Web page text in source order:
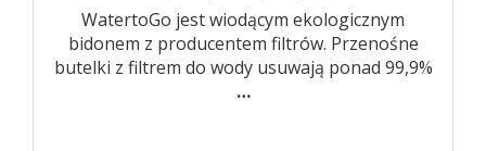
WatertoGo jest wiodącym ekologicznym
bidonem z producentem filtrów. Przenośne
butelki z filtrem do wody usuwają ponad 99,9%
…